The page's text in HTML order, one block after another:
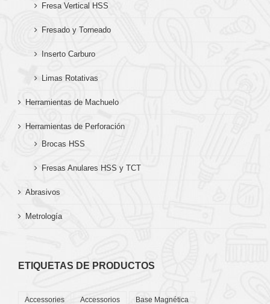
Fresa Vertical HSS
Fresado y Torneado
Inserto Carburo
Limas Rotativas
Herramientas de Machuelo
Herramientas de Perforación
Brocas HSS
Fresas Anulares HSS y TCT
Abrasivos
Metrología
ETIQUETAS DE PRODUCTOS
Accessories Accessorios Base Magnética